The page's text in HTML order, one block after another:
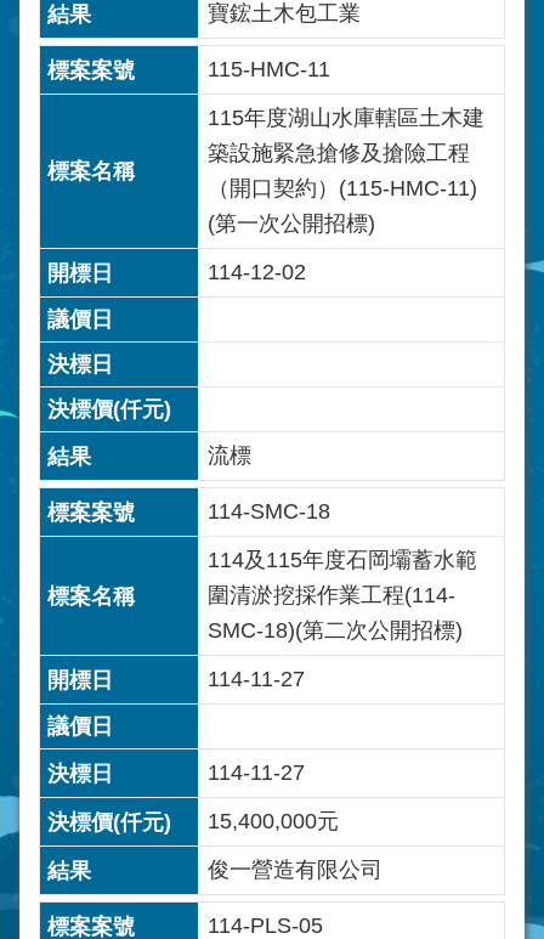
寶鋐土木包工業
115-HMC-11
115年度湖山水庫轄區土木建
築設施緊急搶修及搶險工程
（開口契約）(115-HMC-11)
(第一次公開招標)
114-12-02
流標
114-SMC-18
114及115年度石岡壩蓄水範
圍清淤挖採作業工程(114-
SMC-18)(第二次公開招標)
114-11-27
114-11-27
15,400,000元
俊一營造有限公司
114-PLS-05